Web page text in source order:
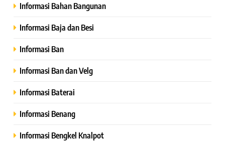
Informasi Bahan Bangunan
Informasi Baja dan Besi
Informasi Ban
Informasi Ban dan Velg
Informasi Baterai
Informasi Benang
Informasi Bengkel Knalpot